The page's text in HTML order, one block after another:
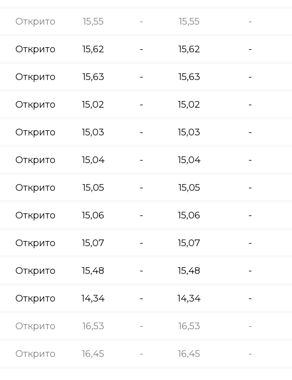
Открито 15,55 - 15,55 -
Открито 15,62 - 15,62 -
Открито 15,63 - 15,63 -
Открито 15,02 - 15,02 -
Открито 15,03 - 15,03 -
Открито 15,04 - 15,04 -
Открито 15,05 - 15,05 -
Открито 15,06 - 15,06 -
Открито 15,07 - 15,07 -
Открито 15,48 - 15,48 -
Открито 14,34 - 14,34 -
Открито 16,53 - 16,53 -
Открито 16,45 - 16,45 -